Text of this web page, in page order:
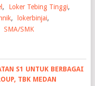
, Loker Tebing Tinggi,
, lokerbinjai,
SMA/SMK
S1 UNTUK BERBAGAI
TBK MEDAN